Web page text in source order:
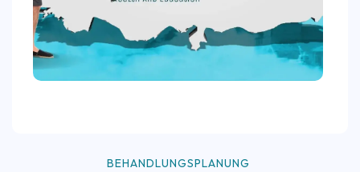
BEHANDLUNGSPLANUNG